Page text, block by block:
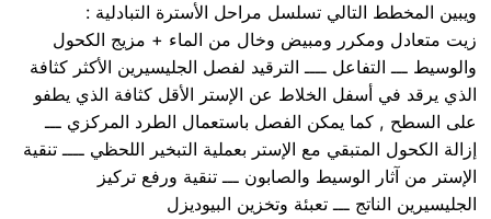
ويبين المخطط التالي تسلسل مراحل الأسترة التبادلية :
زيت متعادل ومكرر ومبيض وخال من الماء + مزيج الكحول
والوسيط ـــ التفاعل ــــ الترقيد لفصل الجليسيرين الأكثر كثافة
الذي يرقد في أسفل الخلاط عن الإستر الأقل كثافة الذي يطفو
على السطح , كما يمكن الفصل باستعمال الطرد المركزي ـــ
إزالة الكحول المتبقي مع الإستر بعملية التبخير اللحظي ــــ تنقية
الإستر من آثار الوسيط والصابون ـــ تنقية ورفع تركيز
الجليسيرين الناتج ـــ تعبئة وتخزين البيوديزل